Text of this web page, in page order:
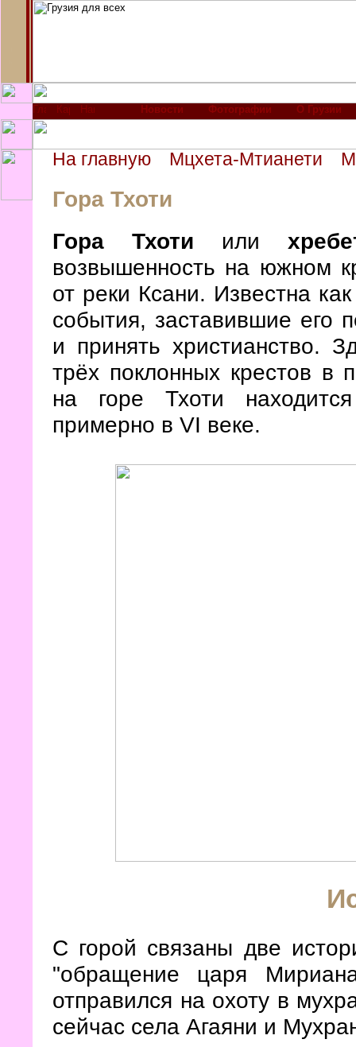
Новости Фотографии О Грузии
На главную Мцхета-Мтианети
Гора Тхоти
Гора Тхоти или
возвышенность на южном
от реки Ксани. Известна
события, заставившие его
и принять христианство.
трёх поклонных крестов в
на горе Тхоти
примерно в VI веке.
С горой связаны две
"обращение царя
отправился на охоту в
сейчас села Агаяни и